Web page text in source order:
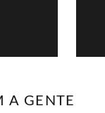
A GENTE